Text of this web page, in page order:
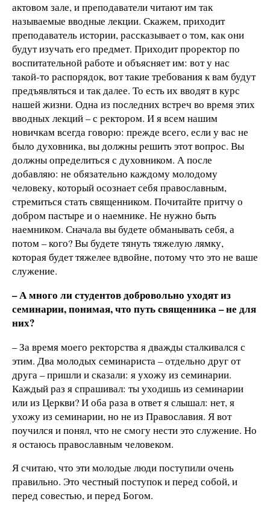
актовом зале, и преподаватели читают им так
называемые вводные лекции. Скажем, приходит
преподаватель истории, рассказывает о том, как они
будут изучать его предмет. Приходит проректор по
воспитательной работе и объясняет им: вот у нас
такой-то распорядок, вот такие требования к вам будут
предъявляться и так далее. То есть их вводят в курс
нашей жизни. Одна из последних встреч во время этих
вводных лекций – с ректором. И я всем нашим
новичкам всегда говорю: прежде всего, если у вас не
было духовника, вы должны решить этот вопрос. Вы
должны определиться с духовником. А после
добавляю: не обязательно каждому молодому
человеку, который осознает себя православным,
стремиться стать священником. Почитайте притчу о
добром пастыре и о наемнике. Не нужно быть
наемником. Сначала вы будете обманывать себя, а
потом – кого? Вы будете тянуть тяжелую лямку,
которая будет тяжелее вдвойне, потому что это не ваше
служение.
– А много ли студентов добровольно уходят из
семинарии, понимая, что путь священника – не для
них?
– За время моего ректорства я дважды сталкивался с
этим. Два молодых семинариста – отдельно друг от
друга – пришли и сказали: я ухожу из семинарии.
Каждый раз я спрашивал: ты уходишь из семинарии
или из Церкви? И оба раза в ответ я слышал: нет, я
ухожу из семинарии, но не из Православия. Я вот
поучился и понял, что не смогу нести это служение. Но
я остаюсь православным человеком.
Я считаю, что эти молодые люди поступили очень
правильно. Это честный поступок и перед собой, и
перед совестью, и перед Богом.